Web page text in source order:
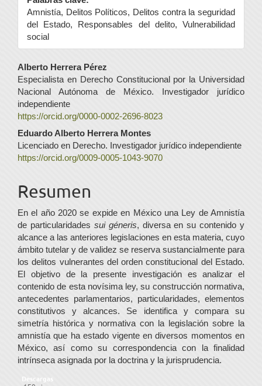
Amnistía, Delitos Políticos, Delitos contra la seguridad
del Estado, Responsables del delito, Vulnerabilidad
social
Contenido
principal
del
artículo
Alberto Herrera Pérez
Especialista en Derecho Constitucional por la Universidad
Nacional Autónoma de México. Investigador jurídico
independiente
https://orcid.org/0000-0002-2696-8023
Eduardo Alberto Herrera Montes
Licenciado en Derecho. Investigador jurídico independiente
https://orcid.org/0009-0005-1043-9070
Resumen
En el año 2020 se expide en México una Ley de Amnistía
de particularidades sui géneris, diversa en su contenido y
alcance a las anteriores legislaciones en esta materia, cuyo
ámbito tutelar y de validez se reserva sustancialmente para
los delitos vulnerantes del orden constitucional del Estado.
El objetivo de la presente investigación es analizar el
contenido de esta novísima ley, su construcción normativa,
antecedentes parlamentarios, particularidades, elementos
constitutivos y alcances. Se identifica y compara su
simetría histórica y normativa con la legislación sobre la
amnistía que ha estado vigente en diversos momentos en
México, así como su correspondencia con la finalidad
intrínseca asignada por la doctrina y la jurisprudencia.
Descargas